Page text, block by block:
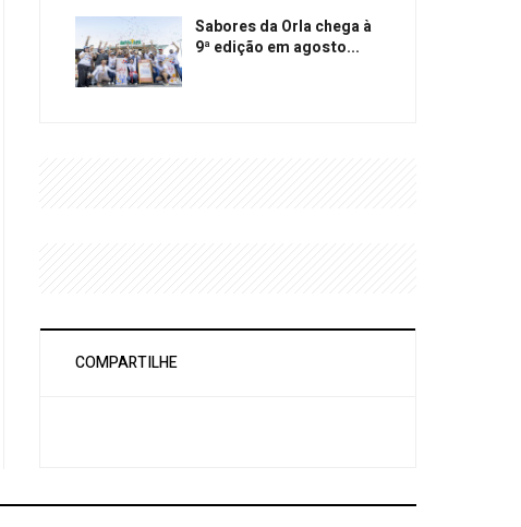
Sabores da Orla chega à
9ª edição em agosto...
COMPARTILHE